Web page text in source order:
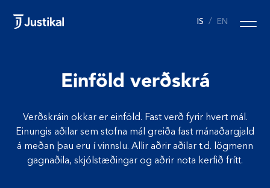
IS / EN
Einföld verðskrá
Verðskráin okkar er einföld. Fast verð fyrir hvert mál.
Einungis aðilar sem stofna mál greiða fast mánaðargjald
á meðan þau eru í vinnslu. Allir aðrir aðilar t.d. lögmenn
gagnaðila, skjólstæðingar og aðrir nota kerfið frítt.